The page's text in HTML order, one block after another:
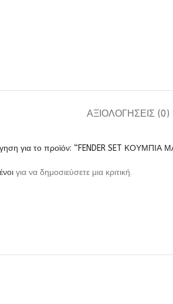
ΑΞΙΟΛΟΓΉΣΕΙΣ (0)
για το προϊόν: “FENDER SET ΚΟΥΜΠΙΑ
για να δημοσιεύσετε μια κριτική.